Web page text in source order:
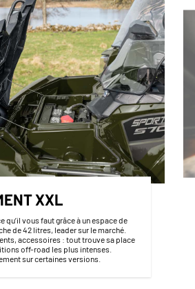
XXL
qu’il vous faut grâce à un espace de
de 42 litres, leader sur le marché.
accessoires : tout trouve sa place
off-road les plus intenses.
sur certaines versions.